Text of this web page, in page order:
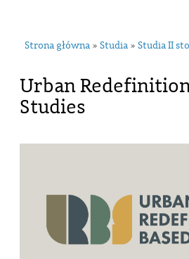
Strona główna » Studia » Studia II
Urban
Studies